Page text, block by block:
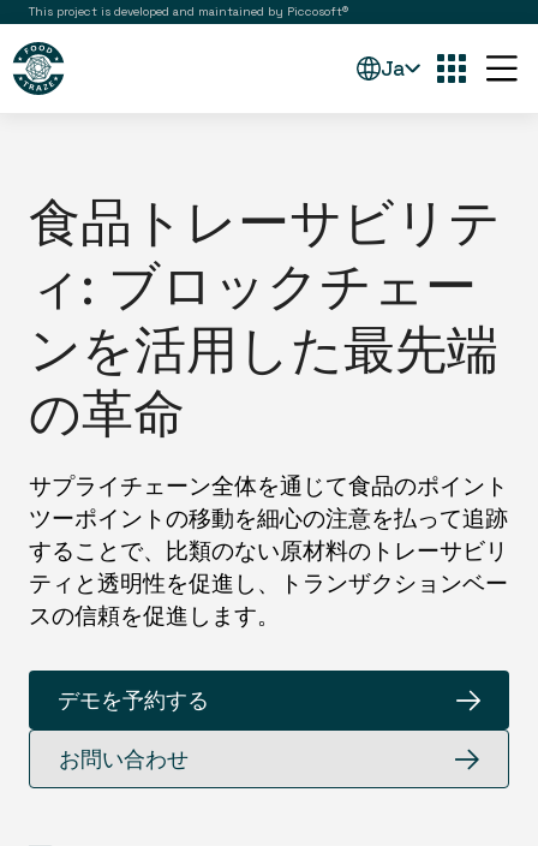
This project is developed and maintained by Piccosoft®
Ja
食品トレーサビリテ
ィ: ブロックチェー
ンを活用した最先端
の革命
サプライチェーン全体を通じて食品のポイント
ツーポイントの移動を細心の注意を払って追跡
することで、比類のない原材料のトレーサビリ
ティと透明性を促進し、トランザクションベー
スの信頼を促進します。
デモを予約する
お問い合わせ